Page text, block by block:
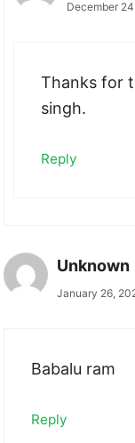
December
Thanks for
singh.
Reply
Unknown
January 26,
Babalu ram
Reply